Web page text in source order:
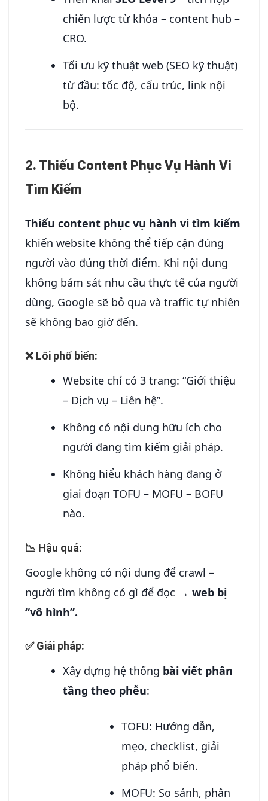
chiến lược từ khóa – content hub –
CRO.
Tối ưu kỹ thuật web (SEO kỹ thuật)
từ đầu: tốc độ, cấu trúc, link nội
bộ.
2. Thiếu Content Phục Vụ Hành Vi
Tìm Kiếm
Thiếu content phục vụ hành vi tìm kiếm
khiến website không thể tiếp cận đúng
người vào đúng thời điểm. Khi nội dung
không bám sát nhu cầu thực tế của người
dùng, Google sẽ bỏ qua và traffic tự nhiên
sẽ không bao giờ đến.
❌ Lỗi phổ biến:
Website chỉ có 3 trang: “Giới thiệu
– Dịch vụ – Liên hệ”.
Không có nội dung hữu ích cho
người đang tìm kiếm giải pháp.
Không hiểu khách hàng đang ở
giai đoạn TOFU – MOFU – BOFU
nào.
📉 Hậu quả:
Google không có nội dung để crawl –
người tìm không có gì để đọc → web bị
“vô hình”.
✅ Giải pháp:
Xây dựng hệ thống bài viết phân
tầng theo phễu:
TOFU: Hướng dẫn,
mẹo, checklist, giải
pháp phổ biến.
MOFU: So sánh, phân